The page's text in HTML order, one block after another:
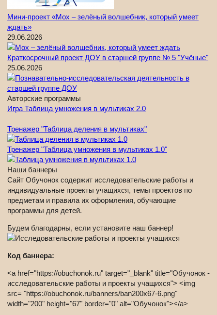
Мини-проект «Мох – зелёный волшебник, который умеет
ждать»
29.06.2026
Краткосрочный проект ДОУ в старшей группе № 5 "Учёные"
25.06.2026
Авторские программы
Игра Таблица умножения в мультиках 2.0
Тренажер "Таблица деления в мультиках"
Тренажер "Таблица умножения в мультиках 1.0"
Наши баннеры
Сайт Обучонок содержит исследовательские работы и
индивидуальные проекты учащихся, темы проектов по
предметам и правила их оформления, обучающие
программы для детей.
Будем благодарны, если установите наш баннер!
Код баннера:
<a href="https://obuchonok.ru" target="_blank" title="Обучонок -
исследовательские работы и проекты учащихся"> <img
src= "https://obuchonok.ru/banners/ban200x67-6.png"
width="200" height="67" border="0" alt="Обучонок"></a>